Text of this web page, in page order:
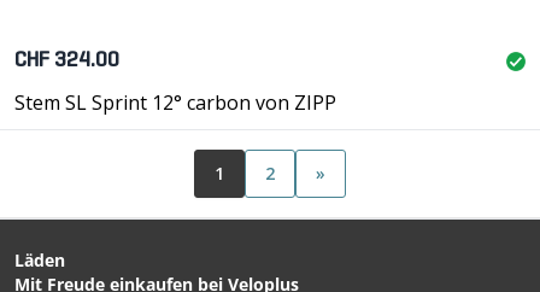
CHF 324.00
Stem SL Sprint 12° carbon von ZIPP
1 2 »
Läden
Mit Freude einkaufen bei Veloplus